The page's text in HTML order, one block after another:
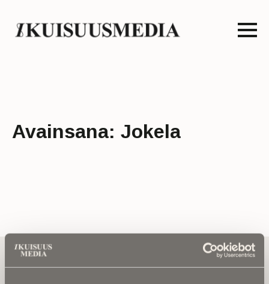
Avainsana: Jokela
Tilaa uutiskirje - Pääset heti parhaiden
artikkelien pariin!